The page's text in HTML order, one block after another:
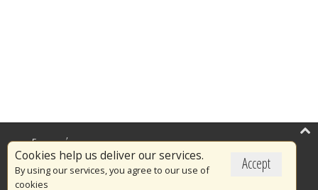
Accept
Cookies help us deliver our services.
By using our services, you agree to our use of
cookies
Επικαιρότητα
Το Πυροσβεστικό Σώμα